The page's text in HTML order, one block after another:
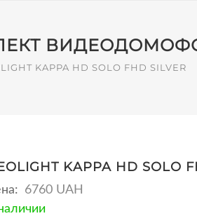
KAPPA HD SOLO FHD SILVER
KAPPA HD SOLO
6760 UAH